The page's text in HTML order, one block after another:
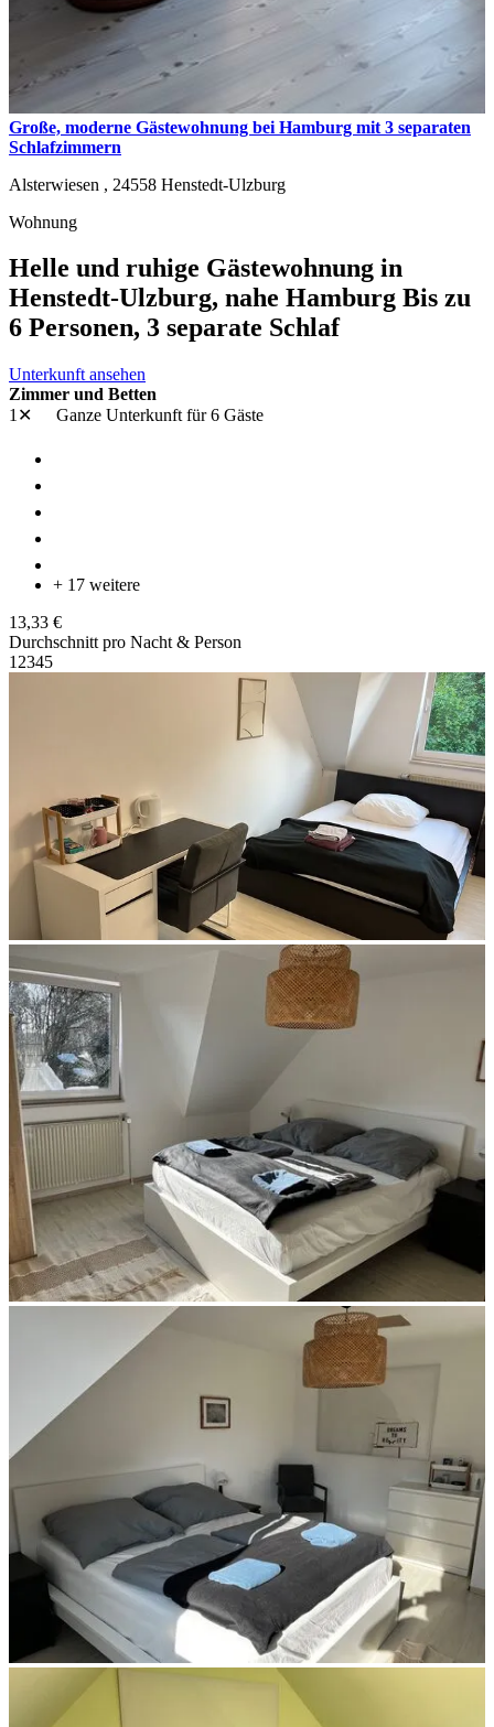
Große, moderne Gästewohnung bei Hamburg mit 3 separaten
Schlafzimmern
Alsterwiesen , 24558 Henstedt-Ulzburg
Wohnung
Helle und ruhige Gästewohnung in
Henstedt-Ulzburg, nahe Hamburg Bis zu
6 Personen, 3 separate Schlaf
Unterkunft ansehen
Zimmer und Betten
1✕
Ganze Unterkunft für 6 Gäste
+ 17 weitere
13,33 €
Durchschnitt pro Nacht & Person
1 2345